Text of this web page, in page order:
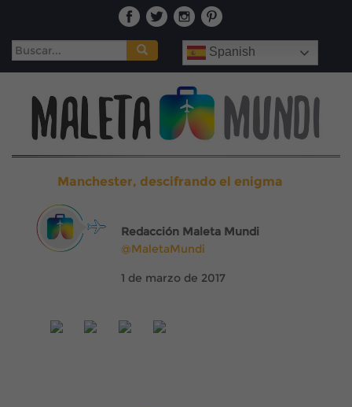
Buscar: Spanish
Manchester, descifrando el enigma
Redacción Maleta Mundi
@MaletaMundi
1 de marzo de 2017